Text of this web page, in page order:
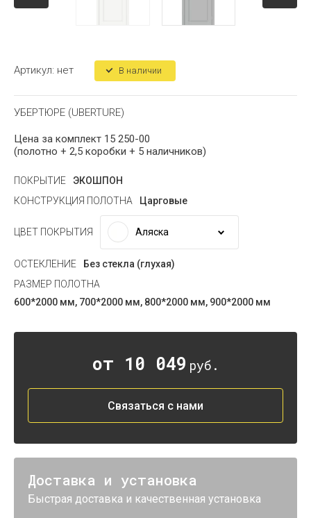
Артикул: нет В наличии
УБЕРТЮРЕ (UBERTURE)
Цена за комплект 15 250-00
(полотно + 2,5 коробки + 5 наличников)
ПОКРЫТИЕ
ЭКОШПОН
КОНСТРУКЦИЯ ПОЛОТНА
Царговые
ЦВЕТ ПОКРЫТИЯ Аляска
ОСТЕКЛЕНИЕ
Без стекла (глухая)
РАЗМЕР ПОЛОТНА
600*2000 мм, 700*2000 мм, 800*2000 мм, 900*2000 мм
от 10 049 руб.
Связаться с нами
Доставка и установка
Быстрая доставка и качественная установка